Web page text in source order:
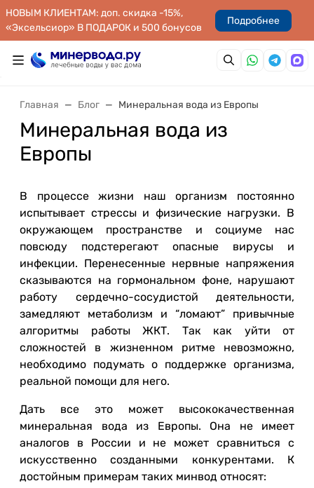
НОВЫМ КЛИЕНТАМ: доп. скидка -15%,
«Эксельсиор» В ПОДАРОК и 500 бонусов
Подробнее
Главная Блог Минеральная вода из Европы
Минеральная вода из
Европы
В процессе жизни наш организм постоянно
испытывает стрессы и физические нагрузки. В
окружающем пространстве и социуме нас
повсюду подстерегают опасные вирусы и
инфекции. Перенесенные нервные напряжения
сказываются на гормональном фоне, нарушают
работу сердечно-сосудистой деятельности,
замедляют метаболизм и “ломают” привычные
алгоритмы работы ЖКТ. Так как уйти от
сложностей в жизненном ритме невозможно,
необходимо подумать о поддержке организма,
реальной помощи для него.
Дать все это может высококачественная
минеральная вода из Европы. Она не имеет
аналогов в России и не может сравниться с
искусственно созданными конкурентами. К
достойным примерам таких минвод относят: